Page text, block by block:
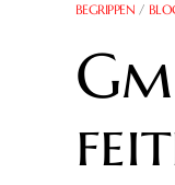
BEGRIPPEN /